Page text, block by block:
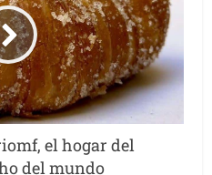
el hogar del
del mundo